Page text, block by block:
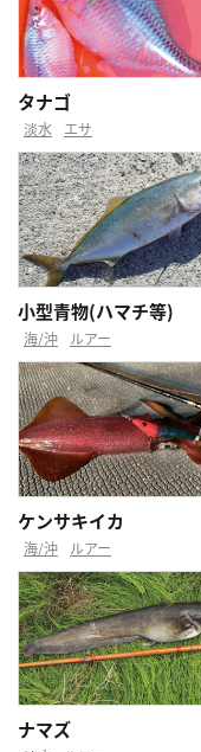
タナゴ
淡水 エサ
小型青物(ハマチ等)
海/沖 ルアー
ケンサキイカ
海/沖 ルアー
ナマズ